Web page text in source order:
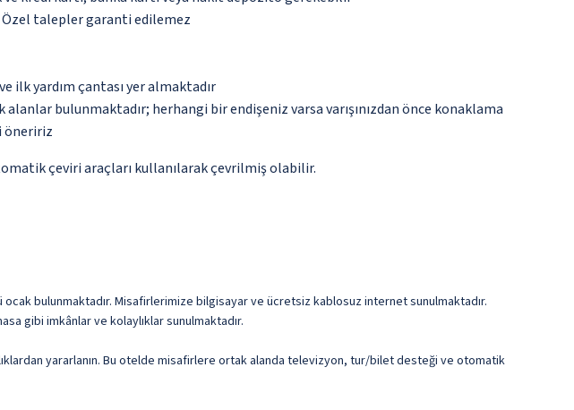
Özel talepler garanti edilemez
ilk yardım çantası yer almaktadır
bulunmaktadır; herhangi bir endişeniz varsa varışınızdan önce konaklama
öneririz
çeviri araçları kullanılarak çevrilmiş olabilir.
bulunmaktadır. Misafirlerimize bilgisayar ve ücretsiz kablosuz internet sunulmaktadır.
gibi imkânlar ve kolaylıklar sunulmaktadır.
yararlanın. Bu otelde misafirlere ortak alanda televizyon, tur/bilet desteği ve otomatik